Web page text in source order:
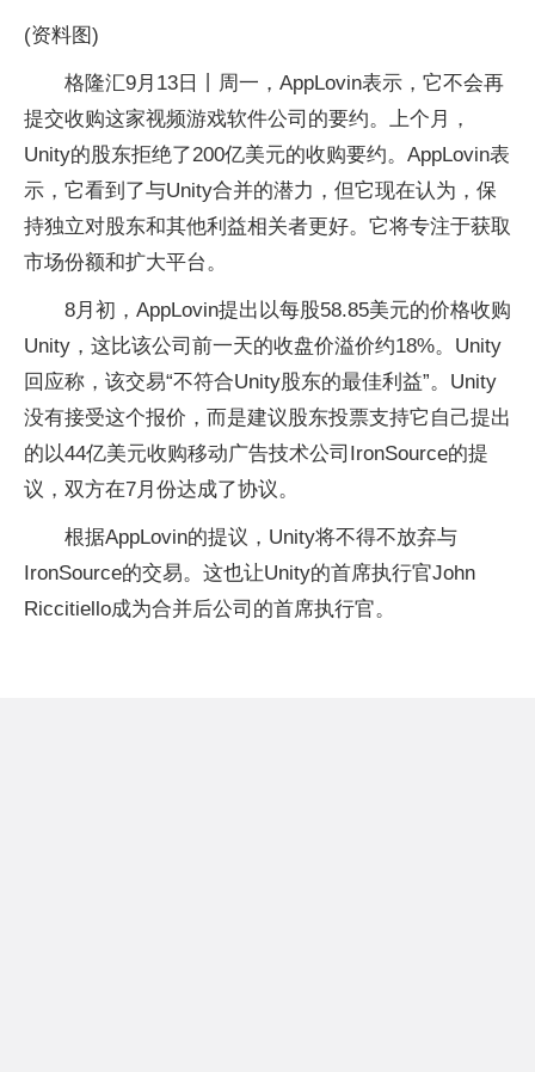
(资料图)
格隆汇9月13日丨周一，AppLovin表示，它不会再
提交收购这家视频游戏软件公司的要约。上个月，
Unity的股东拒绝了200亿美元的收购要约。AppLovin表
示，它看到了与Unity合并的潜力，但它现在认为，保
持独立对股东和其他利益相关者更好。它将专注于获取
市场份额和扩大平台。
8月初，AppLovin提出以每股58.85美元的价格收购
Unity，这比该公司前一天的收盘价溢价约18%。Unity
回应称，该交易“不符合Unity股东的最佳利益”。Unity
没有接受这个报价，而是建议股东投票支持它自己提出
的以44亿美元收购移动广告技术公司IronSource的提
议，双方在7月份达成了协议。
根据AppLovin的提议，Unity将不得不放弃与
IronSource的交易。这也让Unity的首席执行官John
Riccitiello成为合并后公司的首席执行官。